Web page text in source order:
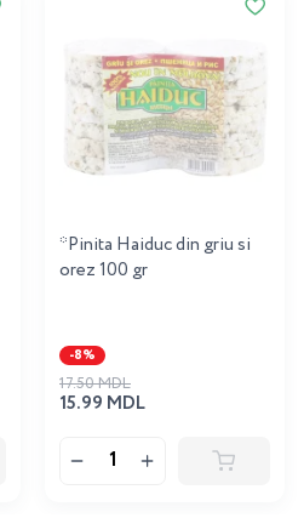
*Pinita Haiduc din griu si
orez 100 gr
-8%
15.99 MDL
17.50 MDL